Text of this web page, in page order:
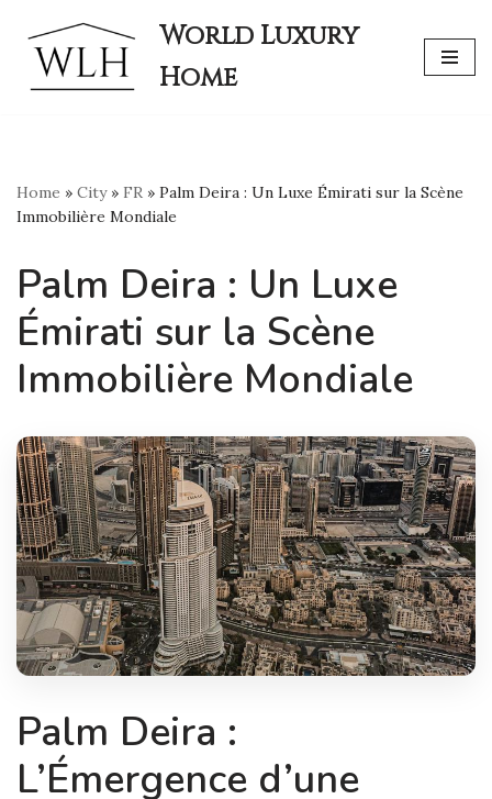
Skip
to
World Luxury
Home
Home » City» FR » Palm Deira : Un Luxe Émirati sur la Scène
Immobilière Mondiale
Palm Deira : Un Luxe
Émirati sur la Scène
Immobilière Mondiale
Palm Deira :
L’Émergence d’une